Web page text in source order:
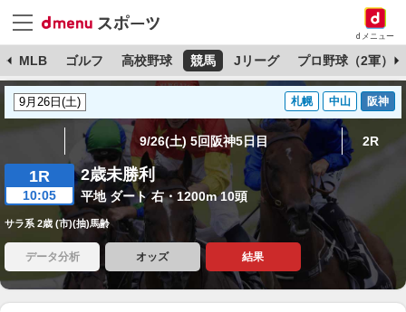
dメニュー
MLB ゴルフ 高校野球 競馬 Jリーグ プロ野球（2軍）
札幌 中山 阪神
9/26(土) 5回阪神5日目 2R
1R
10:05
2歳未勝利
平地 ダート 右・1200m 10頭
サラ系 2歳 (市)(抽)馬齢
データ分析 オッズ 結果